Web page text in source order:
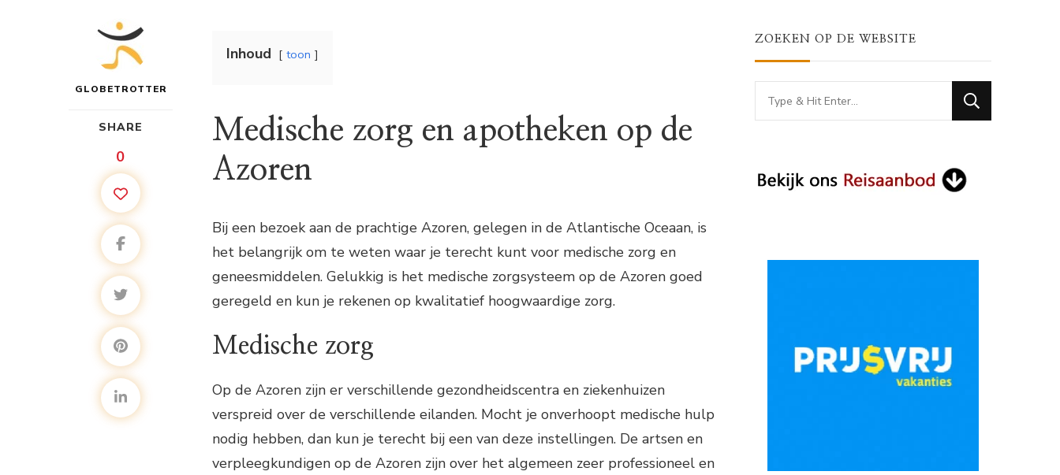
GLOBETROTTER
SHARE
0
Inhoud toon
Medische zorg en apotheken op de
Azoren
Bij een bezoek aan de prachtige Azoren, gelegen in de Atlantische Oceaan, is
het belangrijk om te weten waar je terecht kunt voor medische zorg en
geneesmiddelen. Gelukkig is het medische zorgsysteem op de Azoren goed
geregeld en kun je rekenen op kwalitatief hoogwaardige zorg.
Medische zorg
Op de Azoren zijn er verschillende gezondheidscentra en ziekenhuizen
verspreid over de verschillende eilanden. Mocht je onverhoopt medische hulp
nodig hebben, dan kun je terecht bij een van deze instellingen. De artsen en
verpleegkundigen op de Azoren zijn over het algemeen zeer professioneel en
ZOEKEN OP DE WEBSITE
Looking
for